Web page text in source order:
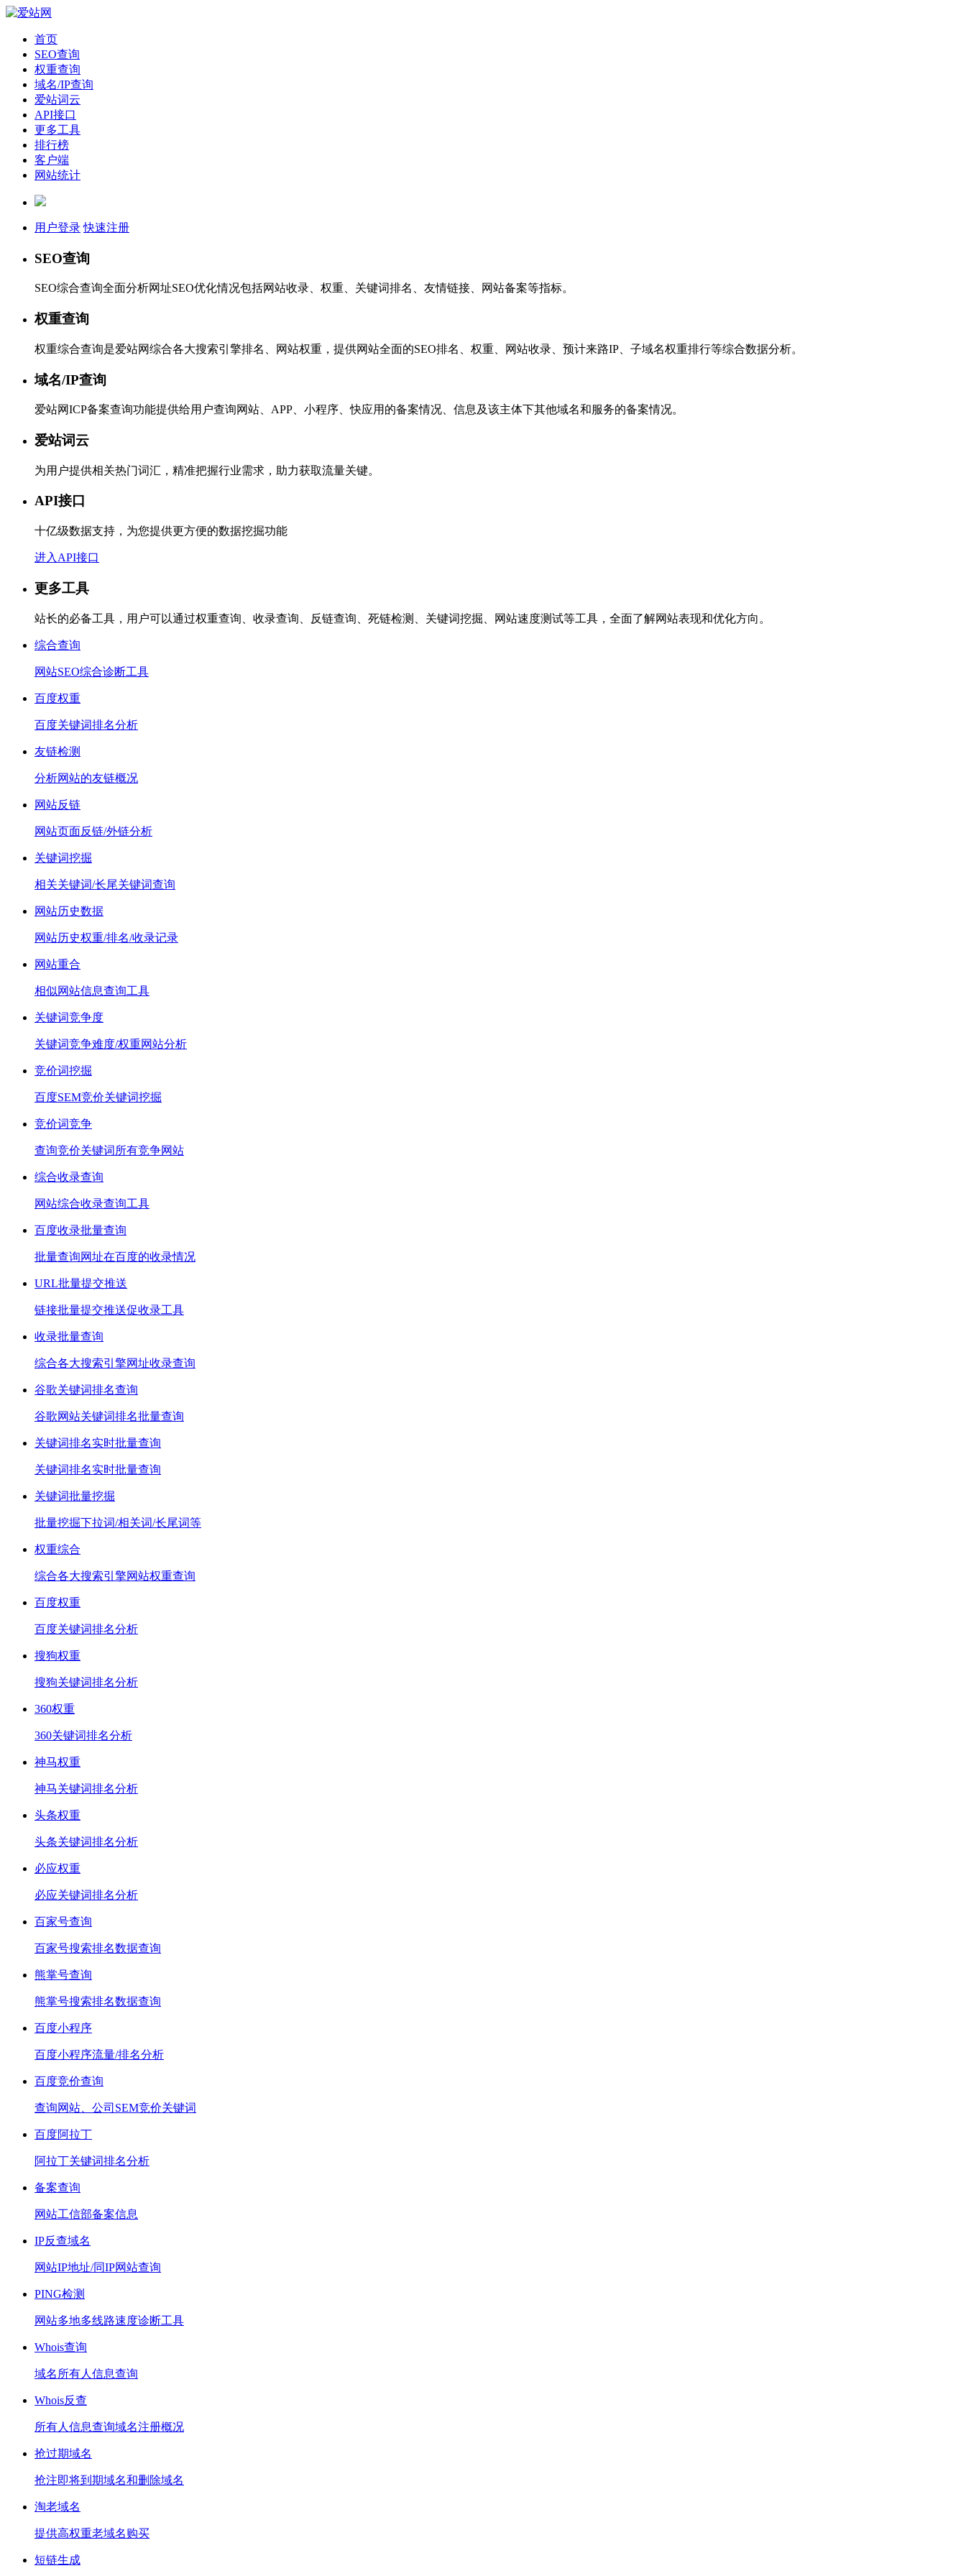
首页
SEO查询
权重查询
域名/IP查询
爱站词云
API接口
更多工具
排行榜
客户端
网站统计
用户登录 快速注册
SEO查询
SEO综合查询全面分析网址SEO优化情况包括网站收录、权重、关键词排名、友情链接、网站备案等指标。
权重查询
权重综合查询是爱站网综合各大搜索引擎排名、网站权重，提供网站全面的SEO排名、权重、网站收录、预计来路IP、子域名权重排行等综合数据分析。
域名/IP查询
爱站网ICP备案查询功能提供给用户查询网站、APP、小程序、快应用的备案情况、信息及该主体下其他域名和服务的备案情况。
爱站词云
为用户提供相关热门词汇，精准把握行业需求，助力获取流量关键。
API接口
十亿级数据支持，为您提供更方便的数据挖掘功能
进入API接口
更多工具
站长的必备工具，用户可以通过权重查询、收录查询、反链查询、死链检测、关键词挖掘、网站速度测试等工具，全面了解网站表现和优化方向。
综合查询
网站SEO综合诊断工具
百度权重
百度关键词排名分析
友链检测
分析网站的友链概况
网站反链
网站页面反链/外链分析
关键词挖掘
相关关键词/长尾关键词查询
网站历史数据
网站历史权重/排名/收录记录
网站重合
相似网站信息查询工具
关键词竞争度
关键词竞争难度/权重网站分析
竞价词挖掘
百度SEM竞价关键词挖掘
竞价词竞争
查询竞价关键词所有竞争网站
综合收录查询
网站综合收录查询工具
百度收录批量查询
批量查询网址在百度的收录情况
URL批量提交推送
链接批量提交推送促收录工具
收录批量查询
综合各大搜索引擎网址收录查询
谷歌关键词排名查询
谷歌网站关键词排名批量查询
关键词排名实时批量查询
关键词排名实时批量查询
关键词批量挖掘
批量挖掘下拉词/相关词/长尾词等
权重综合
综合各大搜索引擎网站权重查询
百度权重
百度关键词排名分析
搜狗权重
搜狗关键词排名分析
360权重
360关键词排名分析
神马权重
神马关键词排名分析
头条权重
头条关键词排名分析
必应权重
必应关键词排名分析
百家号查询
百家号搜索排名数据查询
熊掌号查询
熊掌号搜索排名数据查询
百度小程序
百度小程序流量/排名分析
百度竞价查询
查询网站、公司SEM竞价关键词
百度阿拉丁
阿拉丁关键词排名分析
备案查询
网站工信部备案信息
IP反查域名
网站IP地址/同IP网站查询
PING检测
网站多地多线路速度诊断工具
Whois查询
域名所有人信息查询
Whois反查
所有人信息查询域名注册概况
抢过期域名
抢注即将到期域名和删除域名
淘老域名
提供高权重老域名购买
短链生成